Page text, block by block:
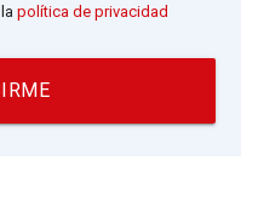
lapolítica de privacidad